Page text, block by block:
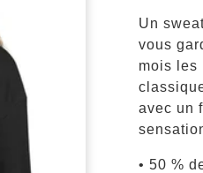
Un
vous
mois les
avec un
• 50 %